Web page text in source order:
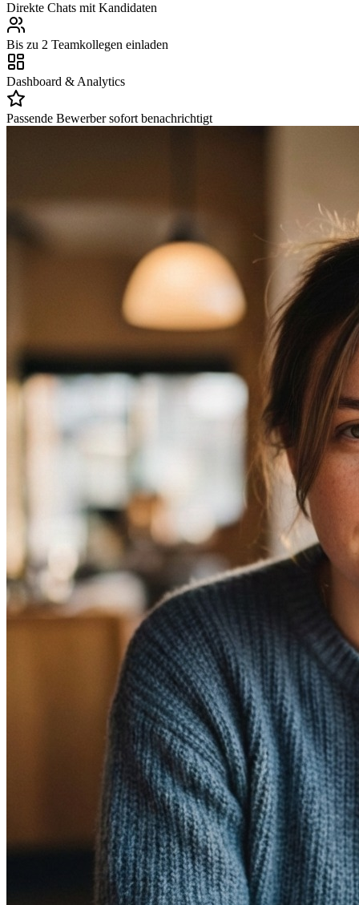
Direkte Chats mit Kandidaten
Bis zu 2 Teamkollegen einladen
Dashboard & Analytics
Passende Bewerber sofort benachrichtigt